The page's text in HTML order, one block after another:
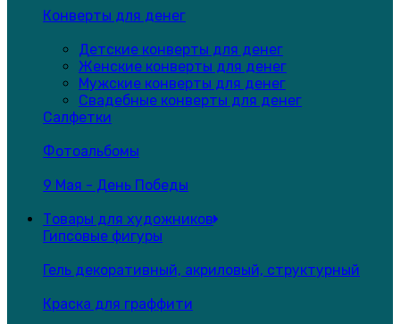
Конверты для денег
Детские конверты для денег
Женские конверты для денег
Мужские конверты для денег
Свадебные конверты для денег
Салфетки
Фотоальбомы
9 Мая - День Победы
Товары для художников
Гипсовые фигуры
Гель декоративный, акриловый, структурный
Краска для граффити